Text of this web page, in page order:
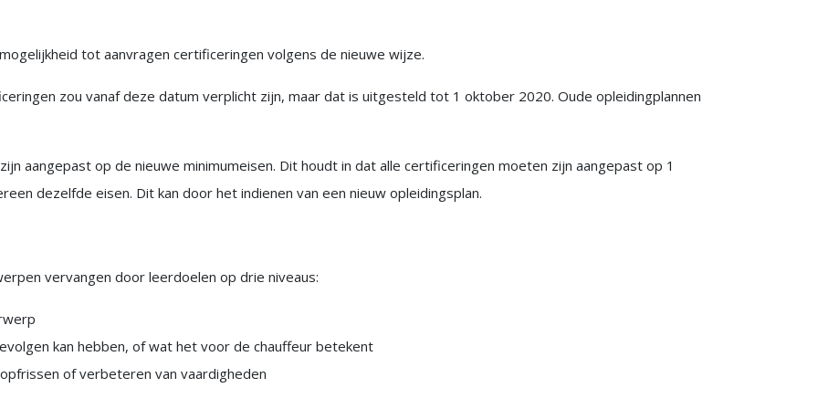
tot aanvragen certificeringen volgens de nieuwe wijze.
zou vanaf deze datum verplicht zijn, maar dat is uitgesteld tot 1 oktober 2020. Oude opleidingplannen
aangepast op de nieuwe minimumeisen. Dit houdt in dat alle certificeringen moeten zijn aangepast op 1
dezelfde eisen. Dit kan door het indienen van een nieuw opleidingsplan.
vervangen door leerdoelen op drie niveaus:
kan hebben, of wat het voor de chauffeur betekent
of verbeteren van vaardigheden